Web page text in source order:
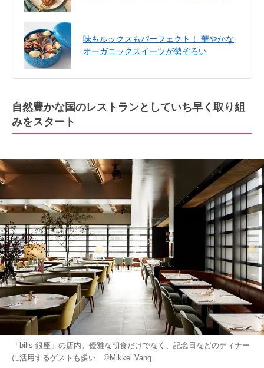
味もルックスもパーフェクト！ 華やかな
オーガニックスイーツが勢ぞろい
自然豊かな国のレストランとしていち早く取り組
みをスタート
「bills 銀座」の店内。優雅な朝食だけでなく、記念日などのディナー
に活用するゲストも多い ©Mikkel Vang